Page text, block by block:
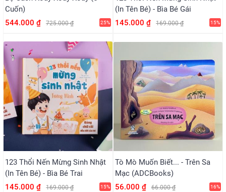
Cuốn)
544.000 ₫
725.000 ₫ 25%
(in Tên Bé) - Bìa Bé Gái
145.000 ₫
169.000 ₫ 15%
123 Thổi Nến Mừng Sinh Nhật
(in Tên Bé) - Bìa Bé Trai
145.000 ₫
169.000 ₫ 15%
Tò Mò Muốn Biết... - Trên Sa
Mạc (ADCBooks)
56.000 ₫
66.000 ₫ 16%